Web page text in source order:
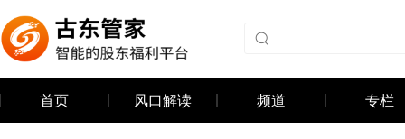
首页 风口解读 频道 专栏